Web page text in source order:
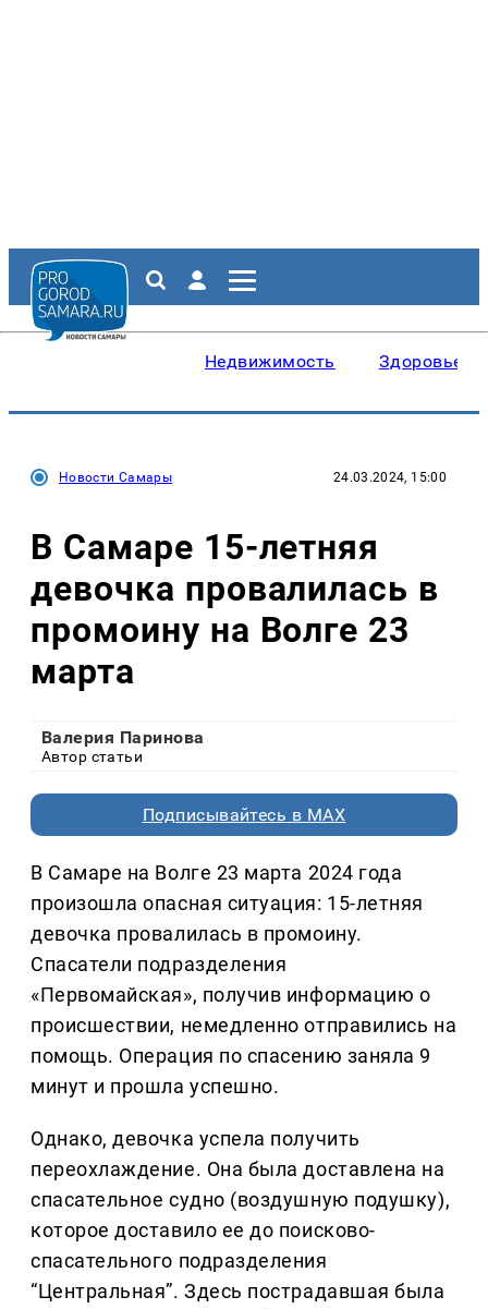
Недвижимость Здоровье
Новости Самары 24.03.2024, 15:00
В Самаре 15-летняя
девочка провалилась в
промоину на Волге 23
марта
Валерия Паринова
Автор статьи
Подписывайтесь в MAX
В Самаре на Волге 23 марта 2024 года
произошла опасная ситуация: 15-летняя
девочка провалилась в промоину.
Спасатели подразделения
«Первомайская», получив информацию о
происшествии, немедленно отправились на
помощь. Операция по спасению заняла 9
минут и прошла успешно.
Однако, девочка успела получить
переохлаждение. Она была доставлена на
спасательное судно (воздушную подушку),
которое доставило ее до поисково-
спасательного подразделения
“Центральная”. Здесь пострадавшая была